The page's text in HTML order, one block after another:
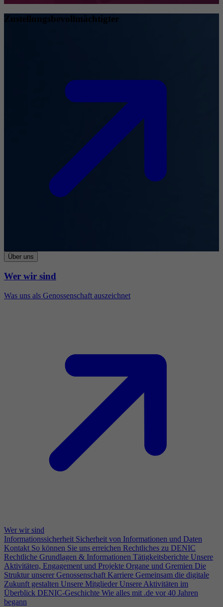
Zustellungsbevollmächtigter
Über uns
Wer wir sind
Was uns als Genossenschaft auszeichnet
Wer wir sind
Informationssicherheit Sicherheit von Informationen und Daten
Kontakt So können Sie uns erreichen Rechtliches zu DENIC
Rechtliche Grundlagen & Informationen Tätigkeitsberichte Unsere
Aktivitäten, Engagement und Projekte Organe und Gremien Die
Struktur unserer Genossenschaft Karriere Gemeinsam die digitale
Zukunft gestalten Unsere Mitglieder Unsere Aktivitäten im
Überblick DENIC-Geschichte Wie alles mit .de vor 40 Jahren
begann